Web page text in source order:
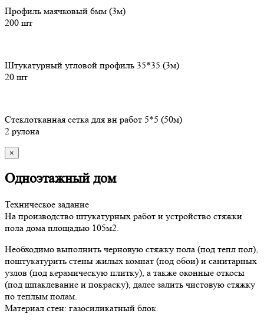
Профиль маячковый 6мм (3м)
200 шт
Штукатурный угловой профиль 35*35 (3м)
20 шт
Стеклотканная сетка для вн работ 5*5 (50м)
2 рулона
×
Одноэтажный дом
Техническое задание
На производство штукатурных работ и устройство стяжки
пола дома площадью 105м2.
Необходимо выполнить черновую стяжку пола (под тепл пол),
поштукатурить стены жилых комнат (под обои) и санитарных
узлов (под керамическую плитку), а также оконные откосы
(под шпаклевание и покраску), далее залить чистовую стяжку
по теплым полам.
Материал стен: газосиликатный блок.